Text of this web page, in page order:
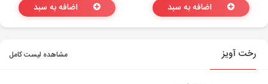
اضافه به سبد اضافه به سبد
رخت آویز مشاهده لیست کامل